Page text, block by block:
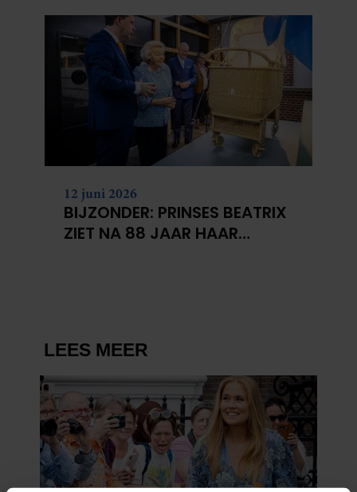
12 juni 2026
BIJZONDER: PRINSES BEATRIX
ZIET NA 88 JAAR HAAR